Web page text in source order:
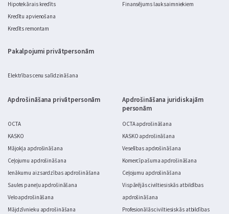
Hipotekārais kredīts
Kredītu apvienošana
Kredīts remontam
Pakalpojumi privātpersonām
Elektrības cenu salīdzināšana
Finansējums lauksaimniekiem
Apdrošināšana privātpersonām
OCTA
KASKO
Mājokļa apdrošināšana
Ceļojumu apdrošināšana
Ienākumu aizsardzības apdrošināšana
Saules paneļu apdrošināšana
Velo apdrošināšana
Mājdzīvnieku apdrošināšana
Apdrošināšana juridiskajām
personām
OCTA apdrošināšana
KASKO apdrošināšana
Veselības apdrošināšana
Komercīpašuma apdrošināšana
Ceļojumu apdrošināšana
Vispārējās civiltiesiskās atbildības
apdrošināšana
Profesionālās civiltiesiskās atbildības